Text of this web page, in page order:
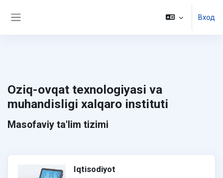
Вход
Oziq-ovqat texnologiyasi va
muhandisligi xalqaro instituti
Masofaviy ta'lim tizimi
Iqtisodiyot